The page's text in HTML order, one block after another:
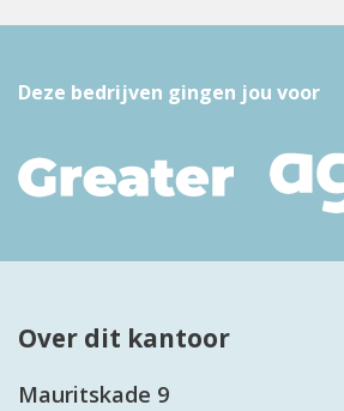
Deze bedrijven gingen jou voor
Over dit kantoor
Mauritskade 9